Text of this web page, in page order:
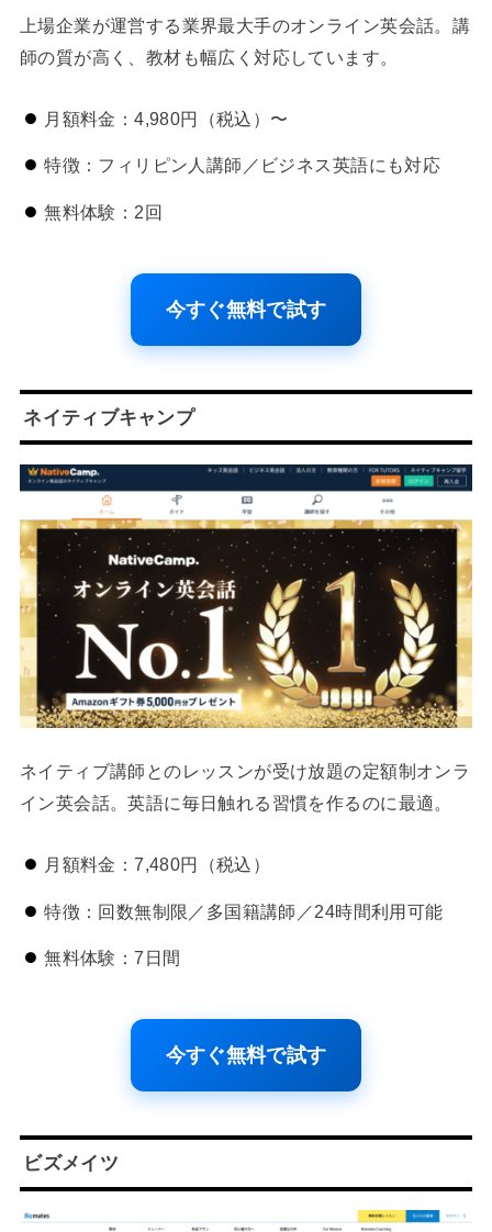
上場企業が運営する業界最大手のオンライン英会話。講
師の質が高く、教材も幅広く対応しています。
月額料金：4,980円（税込）〜
特徴：フィリピン人講師／ビジネス英語にも対応
無料体験：2回
今すぐ無料で試す
ネイティブキャンプ
ネイティブ講師とのレッスンが受け放題の定額制オンラ
イン英会話。英語に毎日触れる習慣を作るのに最適。
月額料金：7,480円（税込）
特徴：回数無制限／多国籍講師／24時間利用可能
無料体験：7日間
今すぐ無料で試す
ビズメイツ